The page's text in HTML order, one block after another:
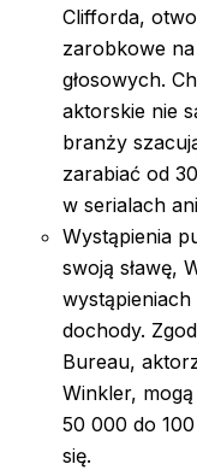
Clifforda,
zarobkowe
głosowych.
aktorskie nie
branży
zarabiać od
w serialach
Wystąpienia
swoją sławę,
dochody.
Bureau,
Winkler,
50 000 do
się.